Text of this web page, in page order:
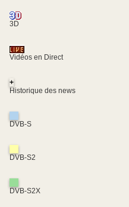
3D
Vidéos en Direct
+
Historique des news
DVB-S
DVB-S2
DVB-S2X